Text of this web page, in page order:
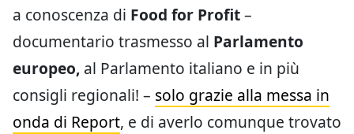
a conoscenza di Food for Profit–
documentario trasmesso al Parlamento
europeo, al Parlamento italiano e in più
consigli regionali! – solo grazie alla messa in
onda di Report, e di averlo comunque trovato